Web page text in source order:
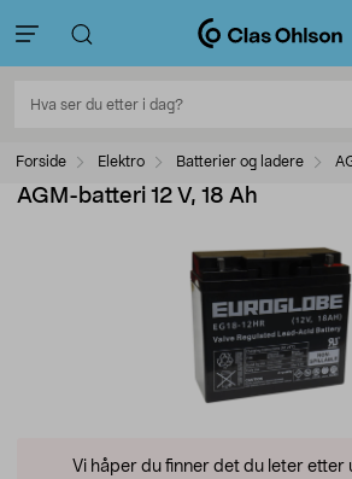
Forside Elektro Batterier og ladere
AGM-batteri 12 V, 18 Ah
Vi håper du finner det du leter etter